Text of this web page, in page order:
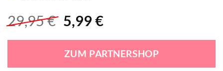
29,95€ Ursprünglicher
war:
29,95 €
5,99 €Aktueller
ist:
5,99 €.
ZUM PARTNERSHOP